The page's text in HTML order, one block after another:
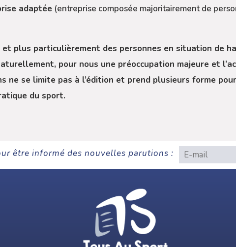
adaptée (entreprise composée majoritairement de
et plus particulièrement des personnes en situation de
pour nous une préoccupation majeure et
ne se limite pas à l’édition et prend plusieurs forme
du sport.
être informé des nouvelles parutions :